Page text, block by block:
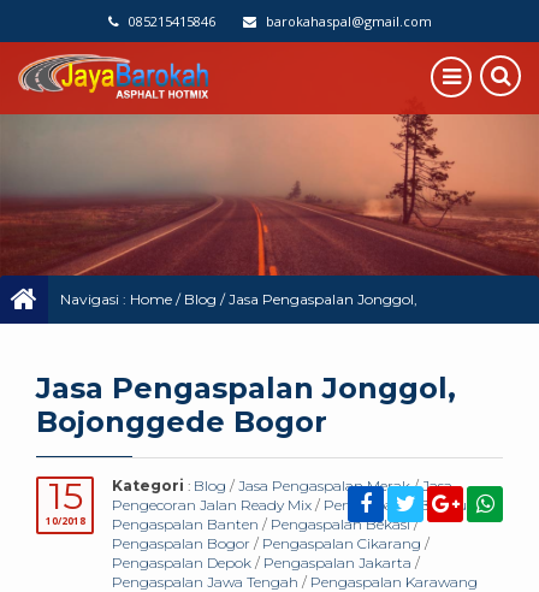
085215415846 barokahaspal@gmail.com
Navigasi : Home / Blog /Jasa Pengaspalan Jonggol,
Jasa Pengaspalan Jonggol,
Bojonggede Bogor
15
10/2018
Kategori : Blog / Jasa Pengaspalan Merak/Jasa
Pengecoran Jalan Ready Mix / Pengaspalan Bandung/
Pengaspalan Banten / Pengaspalan Bekasi/
Pengaspalan Bogor / Pengaspalan Cikarang /
Pengaspalan Depok / Pengaspalan Jakarta /
Pengaspalan Jawa Tengah / Pengaspalan Karawang